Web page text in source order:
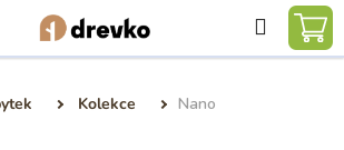
Hledat
Kolekce Nano